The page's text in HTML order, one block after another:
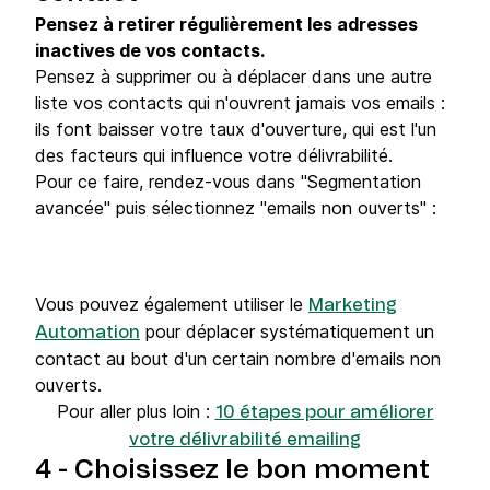
Pensez à retirer régulièrement les adresses
inactives de vos contacts.
Pensez à supprimer ou à déplacer dans une autre
liste vos contacts qui n'ouvrent jamais vos emails :
ils font baisser votre taux d'ouverture, qui est l'un
des facteurs qui influence votre délivrabilité.
Pour ce faire, rendez-vous dans "Segmentation
avancée" puis sélectionnez "emails non ouverts" :
Vous pouvez également utiliser le Marketing
Automation pour déplacer systématiquement un
contact au bout d'un certain nombre d'emails non
ouverts.
Pour aller plus loin : 10 étapes pour améliorer
votre délivrabilité emailing
4 - Choisissez le bon moment